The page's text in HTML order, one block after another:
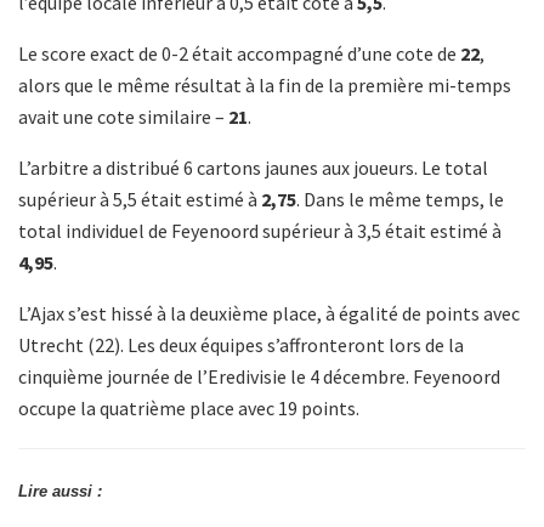
Le score exact de 0-2 était accompagné d’une cote de 22,
alors que le même résultat à la fin de la première mi-temps
avait une cote similaire – 21.
L’arbitre a distribué 6 cartons jaunes aux joueurs. Le total
supérieur à 5,5 était estimé à 2,75. Dans le même temps, le
total individuel de Feyenoord supérieur à 3,5 était estimé à
4,95.
L’Ajax s’est hissé à la deuxième place, à égalité de points avec
Utrecht (22). Les deux équipes s’affronteront lors de la
cinquième journée de l’Eredivisie le 4 décembre. Feyenoord
occupe la quatrième place avec 19 points.
Lire aussi :